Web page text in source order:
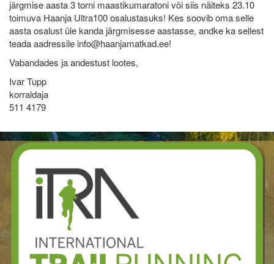
järgmise aasta 3 torni maastikumaratoni või siis näiteks 23.10
toimuva Haanja Ultra100 osalustasuks! Kes soovib oma selle
aasta osalust üle kanda järgmisesse aastasse, andke ka sellest
teada aadressile info@haanjamatkad.ee!
Vabandades ja andestust lootes,
Ivar Tupp
korraldaja
511 4179